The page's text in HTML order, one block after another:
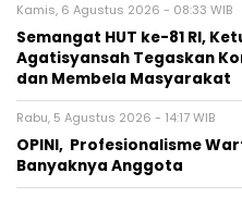
Kamis, 6 Agustus 2026 - 08:33 WIB
Semangat HUT ke-81 RI,
Agatisyansah Tegaskan
dan Membela Masyarakat
Rabu, 5 Agustus 2026 - 14:17 WIB
OPINI, Profesionalisme
Banyaknya Anggota